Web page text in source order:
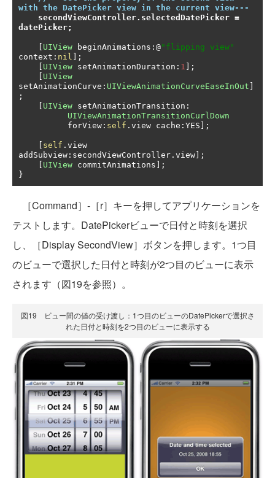
with the DatePicker view in the current view---
secondViewController. selectedDatePicker =
datePicker;
UIView beginAnimations :@"flipping view"
context : nil
];
UIView setAnimationDuration : 1
];
UIView
setAnimationCurve : UIViewAnimationCurveEaseInOut
;
UIView setAnimationTransition :
UIViewAnimationTransitionCurlDown
          forView
: self . view cache : YES ];
self . view
addSubview : secondViewController . view ];
UIView commitAnimations ];
}
［Command］-［r］キーを押してアプリケーションを
テストします。DatePickerビューで日付と時刻を選択
し、［Display SecondView］ボタンを押します。1つ目
のビューで選択した日付と時刻が2つ目のビューに表示
されます（図19を参照）。
図19 ビュー間の値の受け渡し：1つ目のビューのDatePickerで選択さ
れた日付と時刻を2つ目のビューに表示する